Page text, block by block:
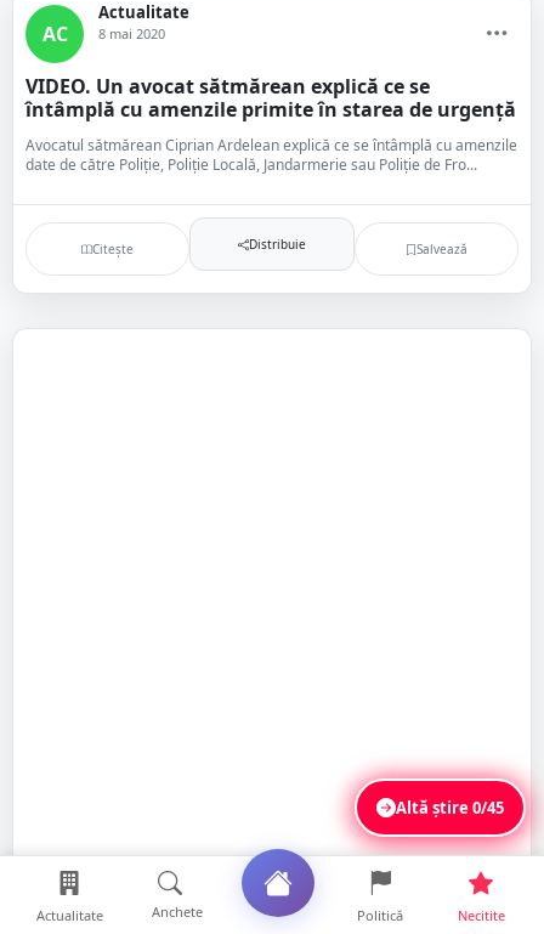
AC
Actualitate
8 mai 2020
VIDEO. Un avocat sătmărean explică ce se
întâmplă cu amenzile primite în starea de urgență
Avocatul sătmărean Ciprian Ardelean explică ce se întâmplă cu amenzile
date de către Poliție, Poliție Locală, Jandarmerie sau Poliție de Fro...
Citește Distribuie Salvează
Altă știre0/45
Actualitate Anchete Politică Necitite